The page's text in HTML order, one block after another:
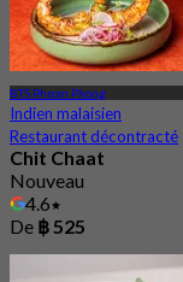
BTS Phrom Phong
Indien malaisien
Restaurant décontracté
Chit Chaat
Nouveau
4.6
De ฿ 525